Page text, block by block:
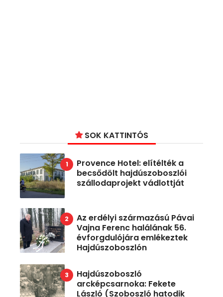
SOK KATTINTÓS
Provence Hotel: elítélték a
becsődölt hajdúszoboszlói
szállodaprojekt vádlottját
Az erdélyi származású Pávai
Vajna Ferenc halálának 56.
évforgdulójára emlékeztek
Hajdúszoboszlón
Hajdúszoboszló
arcképcsarnoka: Fekete
László (Szoboszló hatodik